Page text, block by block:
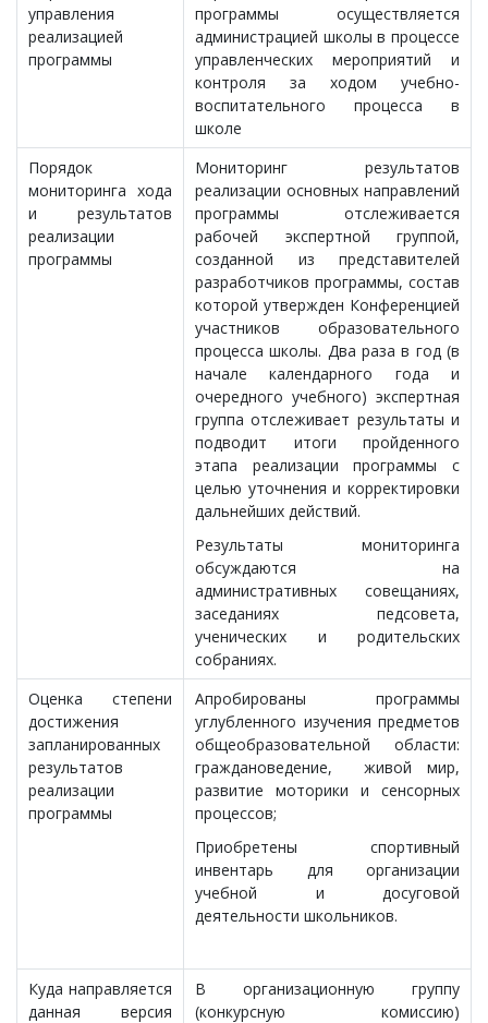
управления
реализацией
программы
программы осуществляется
администрацией школы в процессе
управленческих мероприятий и
контроля за ходом учебно-
воспитательного процесса в
школе
Порядок
мониторинга хода
и результатов
реализации
программы
Мониторинг результатов
реализации основных направлений
программы отслеживается
рабочей экспертной группой,
созданной из представителей
разработчиков программы, состав
которой утвержден Конференцией
участников образовательного
процесса школы. Два раза в год (в
начале календарного года и
очередного учебного) экспертная
группа отслеживает результаты и
подводит итоги пройденного
этапа реализации программы с
целью уточнения и корректировки
дальнейших действий.
Результаты мониторинга
обсуждаются на
административных совещаниях,
заседаниях педсовета,
ученических и родительских
собраниях.
Оценка степени
достижения
запланированных
результатов
реализации
программы
Апробированы программы
углубленного изучения предметов
общеобразовательной области:
граждановедение, живой мир,
развитие моторики и сенсорных
процессов;
Приобретены спортивный
инвентарь для организации
учебной и досуговой
деятельности школьников.
Куда направляется
данная версия
В организационную группу
(конкурсную комиссию)